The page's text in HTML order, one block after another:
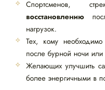
Спортсменов,
восстановлению
нагрузок.
Тех, кому необходимо
после бурной ночи или
Желающих улучшить
более энергичными в